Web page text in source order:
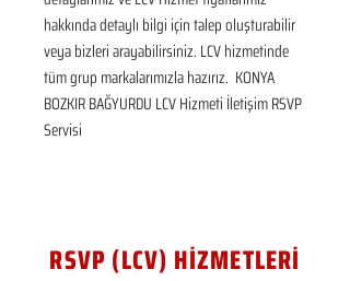
hakkında detaylı bilgi için talep oluşturabilir
veya bizleri arayabilirsiniz. LCV hizmetinde
tüm grup markalarımızla hazırız.  KONYA
BOZKIR BAĞYURDU LCV Hizmeti İletişim RSVP
Servisi
RSVP (LCV) HİZMETLERİ